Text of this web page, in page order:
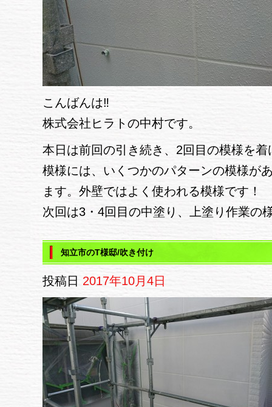
こんばんは‼
株式会社ヒラトの中村です。
本日は前回の引き続き、2回目の模様を
模様には、いくつかのパターンの模様が
ます。外壁ではよく使われる模様です！
次回は3・4回目の中塗り、上塗り作業の
知立市のT様邸/吹き付け
投稿日 2017年10月4日